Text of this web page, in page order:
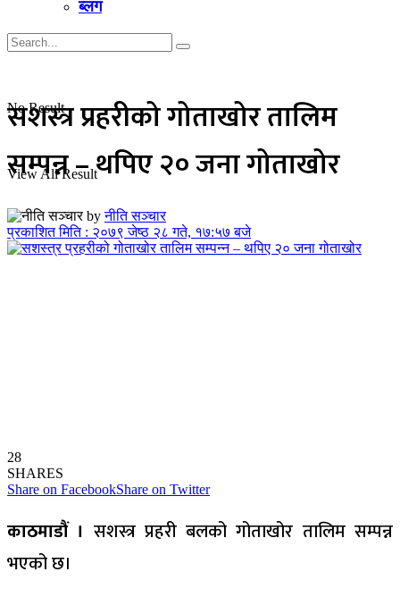
ब्लग
No Result
View All Result
सशस्त्र प्रहरीको गोताखोर तालिम
सम्पन्न – थपिए २० जना गोताखोर
by नीति सञ्चार
प्रकाशित मिति : २०७९ जेष्ठ २८ गते, १७:५७ बजे
28
SHARES
Share on FacebookShare on Twitter
काठमाडौं । सशस्त्र प्रहरी बलको गोताखोर तालिम सम्पन्न
भएको छ।